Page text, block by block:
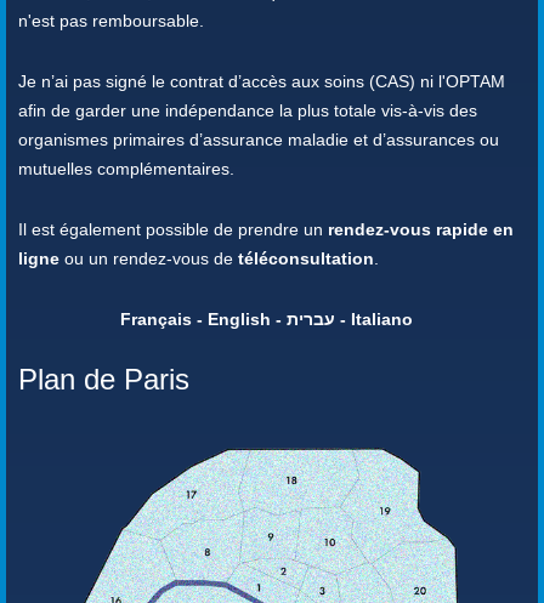
n'est pas remboursable.
Je n’ai pas signé le contrat d’accès aux soins (CAS) ni l'OPTAM
afin de garder une indépendance la plus totale vis-à-vis des
organismes primaires d’assurance maladie et d’assurances ou
mutuelles complémentaires.
Il est également possible de prendre un rendez-vous rapide en
ligne ou un rendez-vous de téléconsultation
Français - English - עברית - Italiano
Plan de Paris